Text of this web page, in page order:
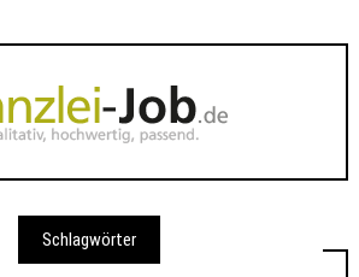
Schlagwörter